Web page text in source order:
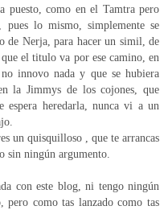
puesto, como en el Tamtra pero
pues lo mismo, simplemente se
de Nerja, para hacer un simil, de
el titulo va por ese camino, en
innovo nada y que se hubiera
la Jimmys de los cojones, que
espera heredarla, nunca vi a un
un quisquilloso , que te arrancas
sin ningún argumento.
con este blog, ni tengo ningún
pero como tas lanzado como tas